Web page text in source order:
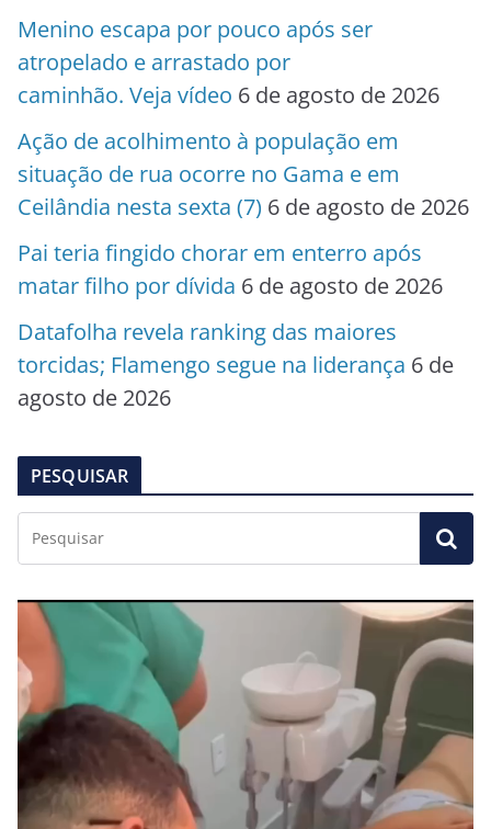
Menino escapa por pouco após ser
atropelado e arrastado por
caminhão. Veja vídeo 6 de agosto de 2026
Ação de acolhimento à população em
situação de rua ocorre no Gama e em
Ceilândia nesta sexta (7) 6 de agosto de 2026
Pai teria fingido chorar em enterro após
matar filho por dívida 6 de agosto de 2026
Datafolha revela ranking das maiores
torcidas; Flamengo segue na liderança 6 de
agosto de 2026
PESQUISAR